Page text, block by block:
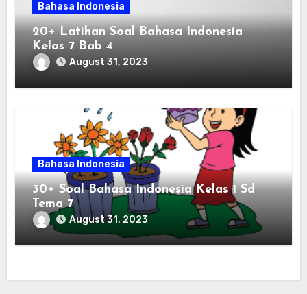
Bahasa Indonesia
20+ Latihan Soal Bahasa Indonesia
Kelas 7 Bab 4
August 31, 2023
Bahasa Indonesia
30+ Soal Bahasa Indonesia Kelas 1 Sd
Tema 7
August 31, 2023